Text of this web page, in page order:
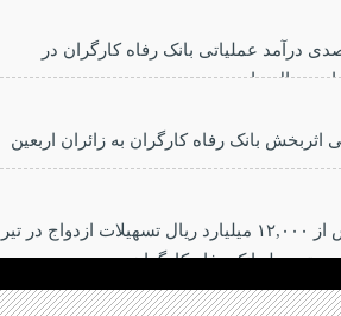
۶۴ درصدی درآمد عملیاتی بانک رفاه کارگران در
سال جاری
بانک رفاه کارگران به زائران اربعین
پرداخت بیش از ۱۲,۰۰۰ میلیارد ریال تسهیلات ازدواج در تیر
توسط بانک رفاه کارگران